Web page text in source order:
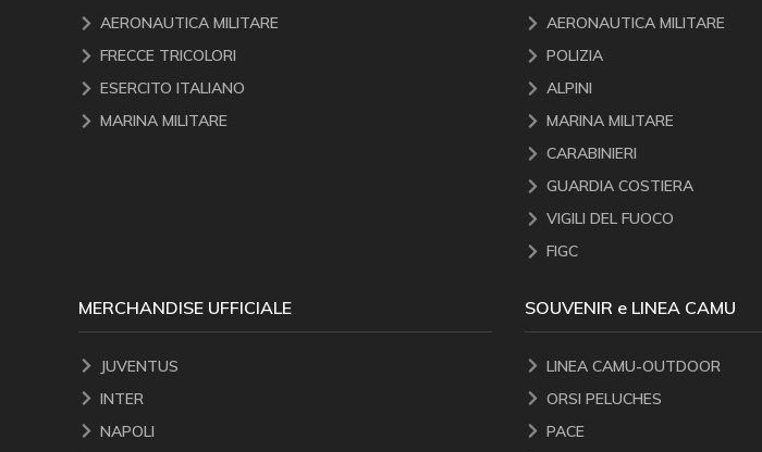
AERONAUTICA MILITARE
FRECCE TRICOLORI
ESERCITO ITALIANO
MARINA MILITARE
AERONAUTICA MILITARE
POLIZIA
ALPINI
MARINA MILITARE
CARABINIERI
GUARDIA COSTIERA
VIGILI DEL FUOCO
FIGC
MERCHANDISE UFFICIALE
JUVENTUS
INTER
NAPOLI
SOUVENIR e LINEA CAMU
LINEA CAMU-OUTDOOR
ORSI PELUCHES
PACE